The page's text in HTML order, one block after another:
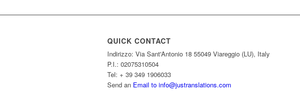
QUICK CONTACT
Indirizzo: Via Sant'Antonio 18 55049 Viareggio (LU), Italy
P.I.: 02075310504
Tel: + 39 349 1906033
Send an Email to info@justranslations.com